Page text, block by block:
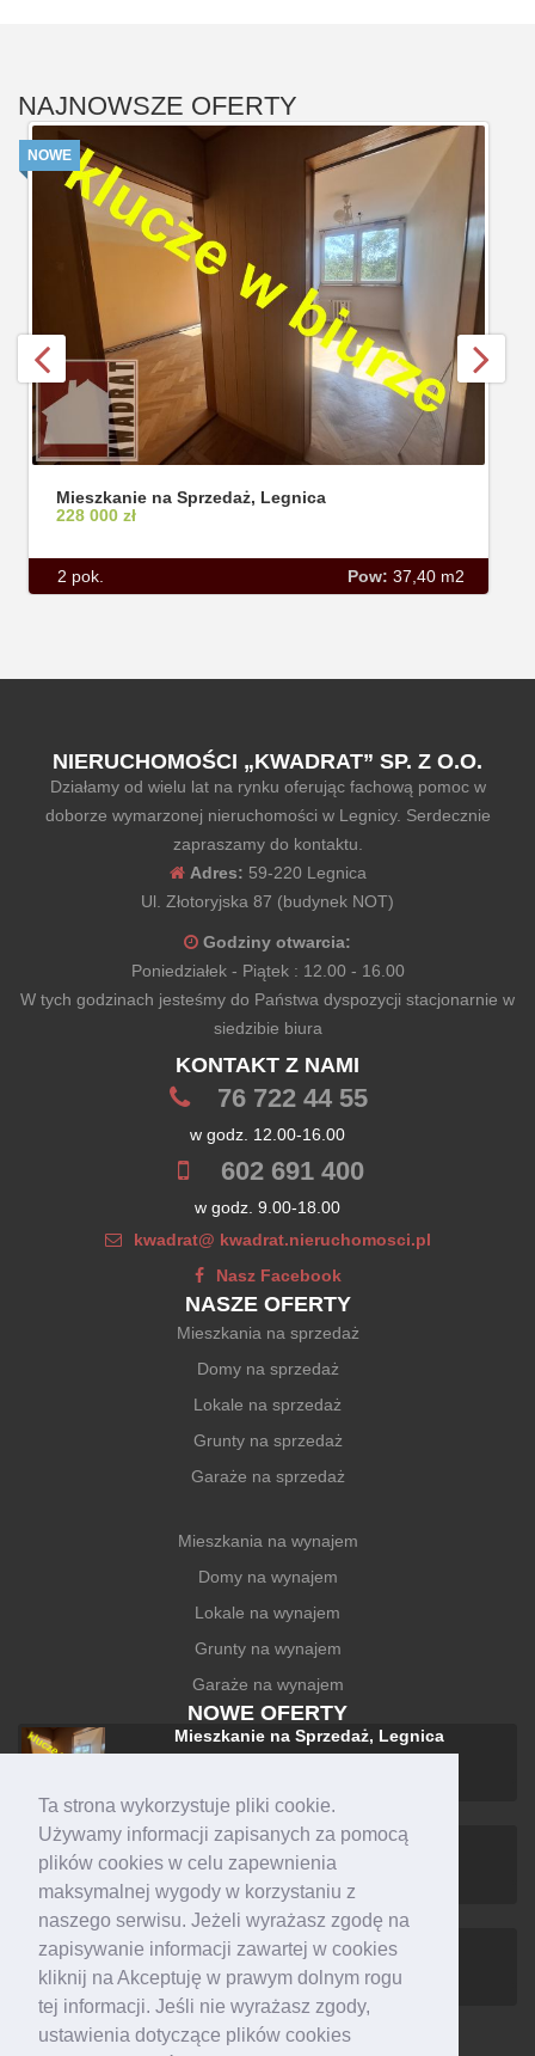
Ta strona wykorzystuje pliki cookie.
Używamy informacji zapisanych za pomocą
plików cookies w celu zapewnienia
maksymalnej wygody w korzystaniu z
naszego serwisu. Jeżeli wyrażasz zgodę na
zapisywanie informacji zawartej w cookies
kliknij na Akceptuję w prawym dolnym rogu
tej informacji. Jeśli nie wyrażasz zgody,
ustawienia dotyczące plików cookies
NAJNOWSZE OFERTY
NOWE
Mieszkanie na Sprzedaż, Legnica
228 000 zł
2 pok. Pow: 37,40 m2
NIERUCHOMOŚCI „KWADRAT” SP. Z O.O.
Działamy od wielu lat na rynku oferując fachową pomoc w
doborze wymarzonej nieruchomości w Legnicy. Serdecznie
zapraszamy do kontaktu.
Adres: 59-220 Legnica
Ul. Złotoryjska 87 (budynek NOT)
Godziny otwarcia:
Poniedziałek - Piątek : 12.00 - 16.00
W tych godzinach jesteśmy do Państwa dyspozycji stacjonarnie w
siedzibie biura
KONTAKT Z NAMI
76 722 44 55
w godz. 12.00-16.00
602 691 400
w godz. 9.00-18.00
kwadrat@ kwadrat.nieruchomosci.pl
Nasz Facebook
NASZE OFERTY
Mieszkania na sprzedaż
Domy na sprzedaż
Lokale na sprzedaż
Grunty na sprzedaż
Garaże na sprzedaż
Mieszkania na wynajem
Domy na wynajem
Lokale na wynajem
Grunty na wynajem
Garaże na wynajem
NOWE OFERTY
Mieszkanie na Sprzedaż, Legnica
Mieszkanie na Wynajem, Legnica
1 500 zł +czynsz
Mieszkanie na Sprzedaż, Legnica
588 000 zł